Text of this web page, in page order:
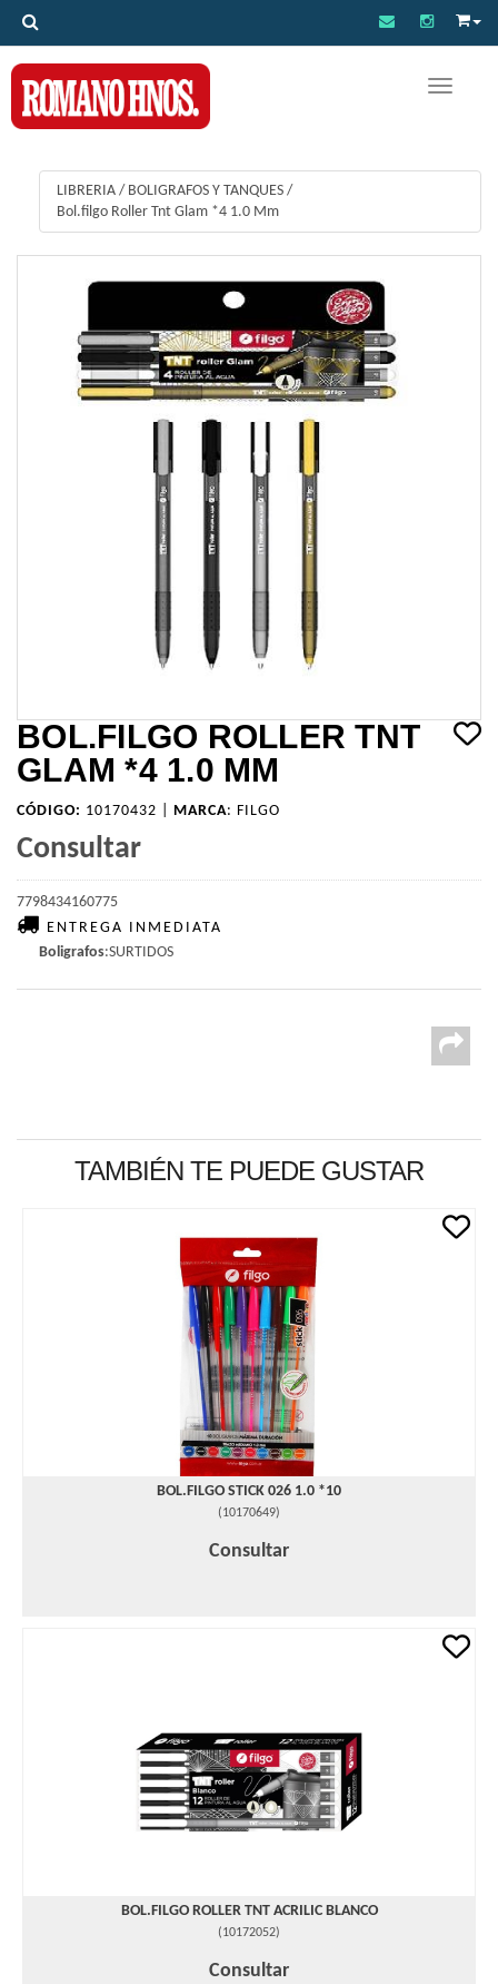
Toggle
LIBRERIA / BOLIGRAFOS Y TANQUES /
Bol.filgo Roller Tnt Glam *4 1.0 Mm
BOL.FILGO ROLLER TNT
GLAM *4 1.0 MM
CÓDIGO: 10170432 | MARCA: FILGO
Consultar
7798434160775
ENTREGA INMEDIATA
Boligrafos:SURTIDOS
TAMBIÉN TE PUEDE GUSTAR
BOL.FILGO STICK 026 1.0 *10
(10170649)
Consultar
BOL.FILGO ROLLER TNT ACRILIC BLANCO
(10172052)
Consultar